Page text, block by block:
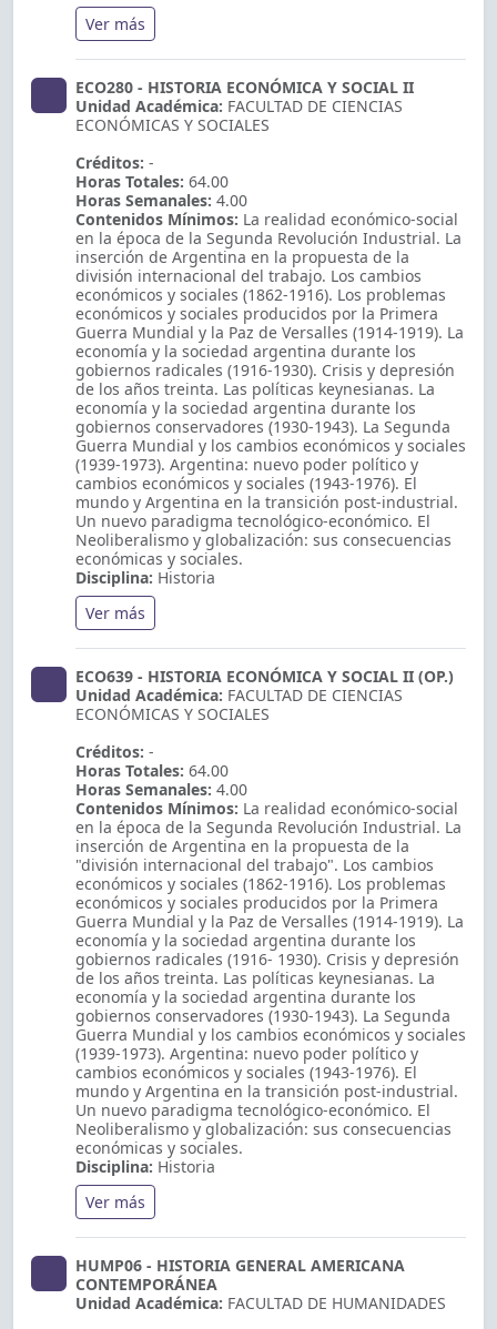
Ver más
ECO280 - HISTORIA ECONÓMICA Y SOCIAL II
Unidad Académica: FACULTAD DE CIENCIAS
ECONÓMICAS Y SOCIALES
Créditos: -
Horas Totales: 64.00
Horas Semanales: 4.00
Contenidos Mínimos: La realidad económico-social
en la época de la Segunda Revolución Industrial. La
inserción de Argentina en la propuesta de la
división internacional del trabajo. Los cambios
económicos y sociales (1862-1916). Los problemas
económicos y sociales producidos por la Primera
Guerra Mundial y la Paz de Versalles (1914-1919). La
economía y la sociedad argentina durante los
gobiernos radicales (1916-1930). Crisis y depresión
de los años treinta. Las políticas keynesianas. La
economía y la sociedad argentina durante los
gobiernos conservadores (1930-1943). La Segunda
Guerra Mundial y los cambios económicos y sociales
(1939-1973). Argentina: nuevo poder político y
cambios económicos y sociales (1943-1976). El
mundo y Argentina en la transición post-industrial.
Un nuevo paradigma tecnológico-económico. El
Neoliberalismo y globalización: sus consecuencias
económicas y sociales.
Disciplina: Historia
Ver más
ECO639 - HISTORIA ECONÓMICA Y SOCIAL II (OP.)
Unidad Académica: FACULTAD DE CIENCIAS
ECONÓMICAS Y SOCIALES
Créditos: -
Horas Totales: 64.00
Horas Semanales: 4.00
Contenidos Mínimos: La realidad económico-social
en la época de la Segunda Revolución Industrial. La
inserción de Argentina en la propuesta de la
"división internacional del trabajo". Los cambios
económicos y sociales (1862-1916). Los problemas
económicos y sociales producidos por la Primera
Guerra Mundial y la Paz de Versalles (1914-1919). La
economía y la sociedad argentina durante los
gobiernos radicales (1916- 1930). Crisis y depresión
de los años treinta. Las políticas keynesianas. La
economía y la sociedad argentina durante los
gobiernos conservadores (1930-1943). La Segunda
Guerra Mundial y los cambios económicos y sociales
(1939-1973). Argentina: nuevo poder político y
cambios económicos y sociales (1943-1976). El
mundo y Argentina en la transición post-industrial.
Un nuevo paradigma tecnológico-económico. El
Neoliberalismo y globalización: sus consecuencias
económicas y sociales.
Disciplina: Historia
Ver más
HUMP06 - HISTORIA GENERAL AMERICANA
CONTEMPORÁNEA
Unidad Académica: FACULTAD DE HUMANIDADES